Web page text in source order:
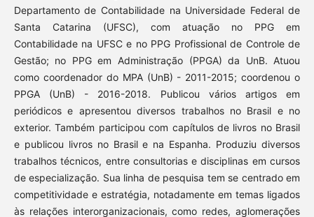
Departamento de Contabilidade na Universidade Federal de
Santa Catarina (UFSC), com atuação no PPG em
Contabilidade na UFSC e no PPG Profissional de Controle de
Gestão; no PPG em Administração (PPGA) da UnB. Atuou
como coordenador do MPA (UnB) - 2011-2015; coordenou o
PPGA (UnB) - 2016-2018. Publicou vários artigos em
periódicos e apresentou diversos trabalhos no Brasil e no
exterior. Também participou com capítulos de livros no Brasil
e publicou livros no Brasil e na Espanha. Produziu diversos
trabalhos técnicos, entre consultorias e disciplinas em cursos
de especialização. Sua linha de pesquisa tem se centrado em
competitividade e estratégia, notadamente em temas ligados
às relações interorganizacionais, como redes, aglomerações